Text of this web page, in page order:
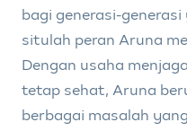
bagi generasi-
situlah peran Aruna
Dengan usaha
tetap sehat, Aruna
berbagai masalah